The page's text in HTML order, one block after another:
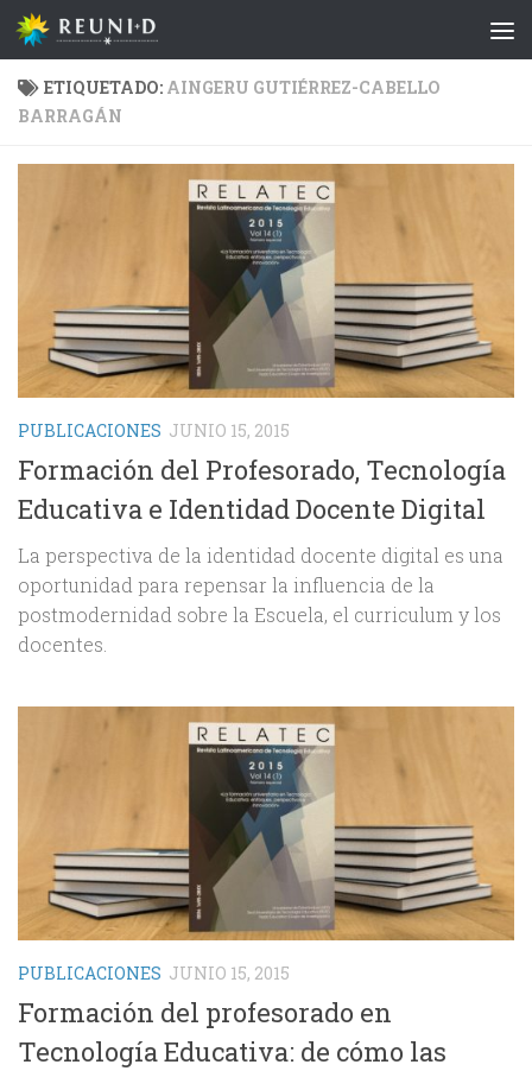
Saltar al contenido
ETIQUETADO: AINGERU GUTIÉRREZ-CABELLO
BARRAGÁN
PUBLICACIONES JUNIO 15, 2015
Formación del Profesorado, Tecnología
Educativa e Identidad Docente Digital
La perspectiva de la identidad docente digital es una
oportunidad para repensar la influencia de la
postmodernidad sobre la Escuela, el curriculum y los
docentes.
PUBLICACIONES JUNIO 15, 2015
Formación del profesorado en
Tecnología Educativa: de cómo las